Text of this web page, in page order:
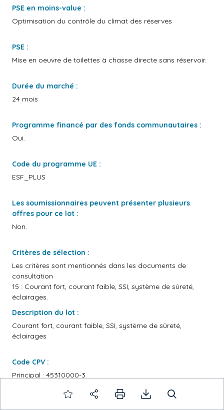
PSE en moins-value :
Optimisation du contrôle du climat des réserves
PSE :
Mise en oeuvre de toilettes à chasse directe sans réservoir.
Durée du marché :
24 mois
Programme financé par des fonds communautaires :
Oui.
Code du programme UE :
ESF_PLUS
Les soumissionnaires peuvent présenter plusieurs
offres pour ce lot :
Non.
Critères de sélection :
Les critères sont mentionnés dans les documents de
consultation
15 : Courant fort, courant faible, SSI, système de sûreté,
éclairages.
Description du lot :
Courant fort, courant faible, SSI, système de sûreté,
éclairages
Code CPV :
Principal : 45310000-3
Des variantes seront prises en considération :